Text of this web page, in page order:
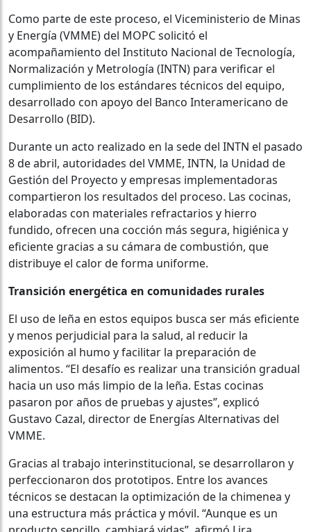
Como parte de este proceso, el Viceministerio de Minas
y Energía (VMME) del MOPC solicitó el
acompañamiento del Instituto Nacional de Tecnología,
Normalización y Metrología (INTN) para verificar el
cumplimiento de los estándares técnicos del equipo,
desarrollado con apoyo del Banco Interamericano de
Desarrollo (BID).
Durante un acto realizado en la sede del INTN el pasado
8 de abril, autoridades del VMME, INTN, la Unidad de
Gestión del Proyecto y empresas implementadoras
compartieron los resultados del proceso. Las cocinas,
elaboradas con materiales refractarios y hierro
fundido, ofrecen una cocción más segura, higiénica y
eficiente gracias a su cámara de combustión, que
distribuye el calor de forma uniforme.
Transición energética en comunidades rurales
El uso de leña en estos equipos busca ser más eficiente
y menos perjudicial para la salud, al reducir la
exposición al humo y facilitar la preparación de
alimentos. “El desafío es realizar una transición gradual
hacia un uso más limpio de la leña. Estas cocinas
pasaron por años de pruebas y ajustes”, explicó
Gustavo Cazal, director de Energías Alternativas del
VMME.
Gracias al trabajo interinstitucional, se desarrollaron y
perfeccionaron dos prototipos. Entre los avances
técnicos se destacan la optimización de la chimenea y
una estructura más práctica y móvil. “Aunque es un